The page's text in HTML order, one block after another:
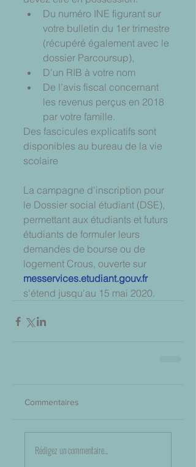
Du numéro INE figurant sur
votre bulletin du 1er trimestre
(récupéré également avec le
dossier Parcoursup),
D'un RIB à votre nom
De l’avis fiscal concernant
les revenus perçus en 2018
par votre famille.
Des fascicules explicatifs sont
disponibles au bureau de la vie
scolaire
La campagne d'inscription pour
le Dossier social étudiant (DSE),
permettant aux étudiants et futurs
étudiants de formuler leurs
demandes de bourse ou de
logement Crous, ouverte sur
messervices.etudiant.gouv.fr
s'étend jusqu'au 15 mai 2020.
Commentaires
Rédigez un commentaire...